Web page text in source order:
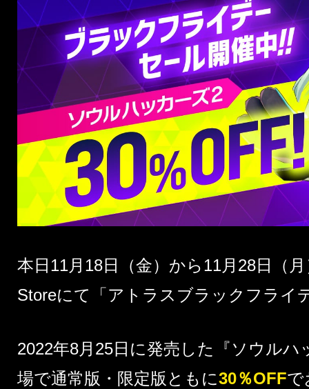
本日11月18日（金）から11月28日（
Storeにて「アトラスブラックフライ
2022年8月25日に発売した『ソウルハ
場で通常版・限定版ともに30％OFFで